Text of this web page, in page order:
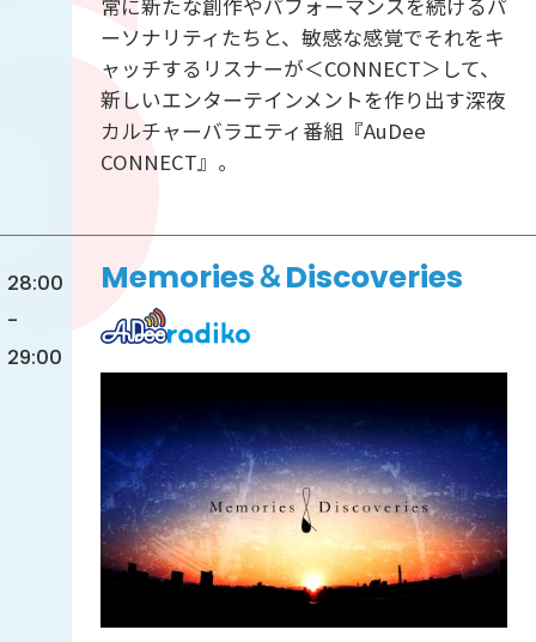
常に新たな創作やパフォーマンスを続けるパ
ーソナリティたちと、敏感な感覚でそれをキ
ャッチするリスナーが＜CONNECT＞して、
新しいエンターテインメントを作り出す深夜
カルチャーバラエティ番組『AuDee
CONNECT』。
28:00
-
29:00
Memories＆Discoveries